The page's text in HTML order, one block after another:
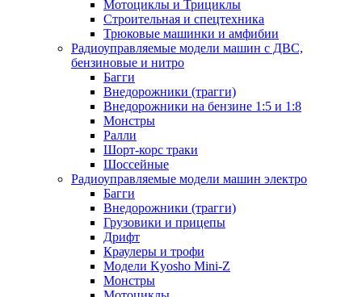
Мотоциклы и Трициклы
Строительная и спецтехника
Трюковые машинки и амфибии
Радиоуправляемые модели машин с ДВС,
бензиновые и нитро
Багги
Внедорожники (трагги)
Внедорожники на бензине 1:5 и 1:8
Монстры
Ралли
Шорт-корс траки
Шоссейные
Радиоуправляемые модели машин электро
Багги
Внедорожники (трагги)
Грузовики и прицепы
Дрифт
Краулеры и трофи
Модели Kyosho Mini-Z
Монстры